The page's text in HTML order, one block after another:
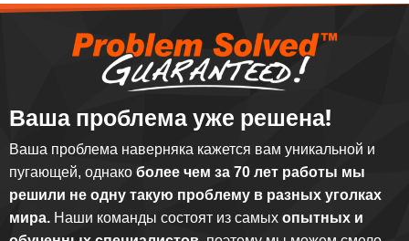
Ваша проблема уже решена!
Ваша проблема наверняка кажется вам уникальной и
пугающей, однако более чем за 70 лет работы мы
решили не одну такую проблему в разных уголках
мира. Наши команды состоят из самых опытных и